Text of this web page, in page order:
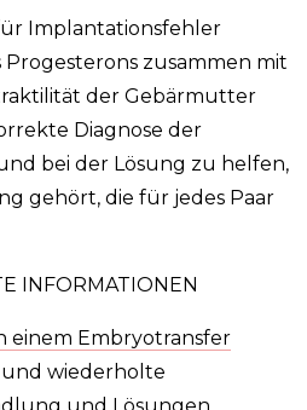
Implantationsfehler
Progesterons zusammen mit
der Gebärmutter
Diagnose der
bei der Lösung zu helfen,
gehört, die für jedes Paar
INFORMATIONEN
einem Embryotransfer
wiederholte
und Lösungen